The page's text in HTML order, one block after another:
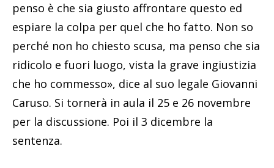
penso è che sia giusto affrontare questo ed
espiare la colpa per quel che ho fatto. Non so
perché non ho chiesto scusa, ma penso che sia
ridicolo e fuori luogo, vista la grave ingiustizia
che ho commesso», dice al suo legale Giovanni
Caruso. Si tornerà in aula il 25 e 26 novembre
per la discussione. Poi il 3 dicembre la
sentenza.